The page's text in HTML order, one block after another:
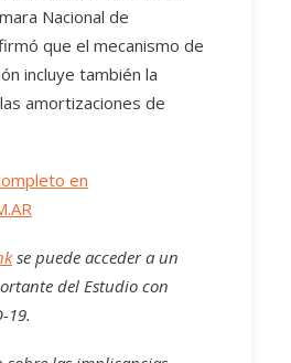
Nacional de
que el mecanismo de
incluye también la
amortizaciones de
en
se puede acceder a un
del Estudio con
19.